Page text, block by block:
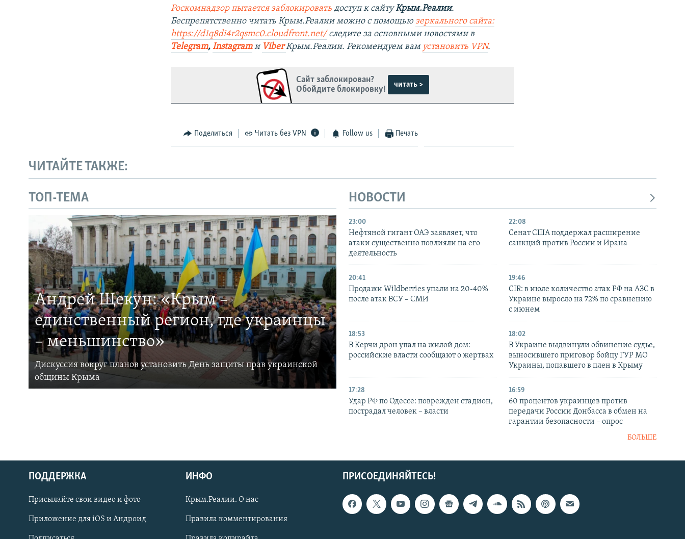
Українською
Qırımtatar
Роскомнадзор пытается заблокироватьдоступ к сайтуКрым.Реалии.
Беспрепятственно читать Крым.Реалии можно с помощьюзеркального сайта:
https://d1q8di4r2qsmc0.cloudfront.net/следите за основными новостями в
Telegram,Instagram и Viber Крым.Реалии. Рекомендуем вам установить VPN.
Сайт заблокирован?
Обойдите блокировку!
читать >
Поделиться Читать без VPN Follow us Печать
ЧИТАЙТЕ ТАКЖЕ:
ТОП-ТЕМА
Андрей Щекун: «Крым –
единственный регион, где украинцы
– меньшинство»
Дискуссия вокруг планов установить День защиты прав украинской
общины Крыма
НОВОСТИ
23:00
Нефтяной гигант ОАЭ заявляет, что
атаки существенно повлияли на его
деятельность
22:08
Сенат США поддержал расширение
санкций против России и Ирана
20:41
Продажи Wildberries упали на 20-40%
после атак ВСУ – СМИ
19:46
CIR: в июле количество атак РФ на АЗС в
Украине выросло на 72% по сравнению
с июнем
18:53
В Керчи дрон упал на жилой дом:
российские власти сообщают о жертвах
18:02
В Украине выдвинули обвинение судье,
выносившего приговор бойцу ГУР МО
Украины, попавшего в плен в Крыму
17:28
Удар РФ по Одессе: поврежден стадион,
пострадал человек – власти
16:59
60 процентов украинцев против
передачи России Донбасса в обмен на
гарантии безопасности – опрос
БОЛЬШЕ
ПРИСОЕДИНЯЙТЕСЬ!
ПОДДЕРЖКА
Присылайте свои видео и фото
Приложение для iOS и Андроид
ИНФО
Крым.Реалии. О нас
Правила комментирования